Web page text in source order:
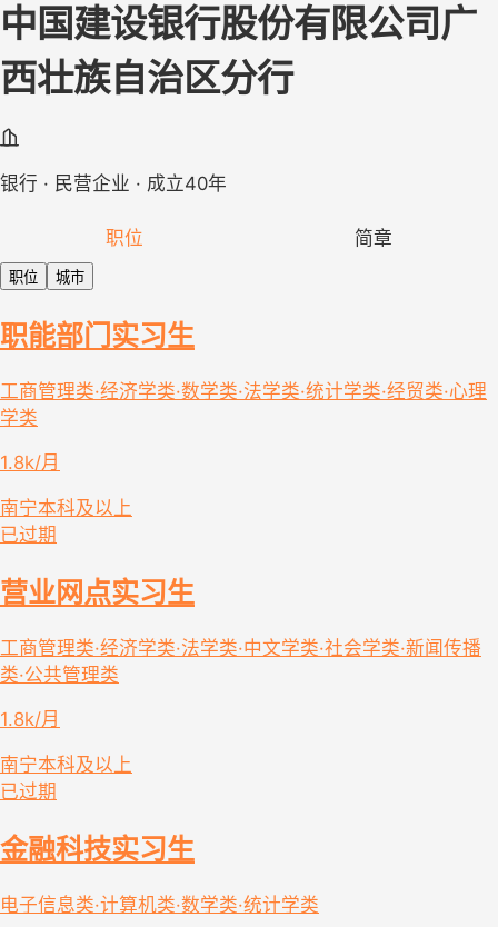
中国建设银行股份有限公司广
西壮族自治区分行
银行 · 民营企业 · 成立40年
职位 简章
职位 城市
职能部门实习生
工商管理类·经济学类·数学类·法学类·统计学类·经贸类·心理
学类
1.8k/月
南宁本科及以上
已过期
营业网点实习生
工商管理类·经济学类·法学类·中文学类·社会学类·新闻传播
类·公共管理类
1.8k/月
南宁本科及以上
已过期
金融科技实习生
电子信息类·计算机类·数学类·统计学类